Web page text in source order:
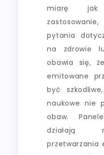
miarę
pytania
na zdrowie
obawia się,
emitowane
być
naukowe nie
obaw.
działają
przetwarzania